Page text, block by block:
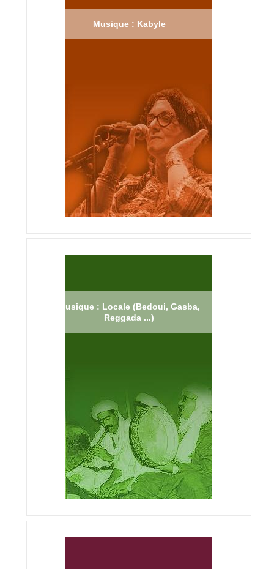
Musique : Kabyle
Musique : Locale (Bedoui, Gasba,
Reggada ...)